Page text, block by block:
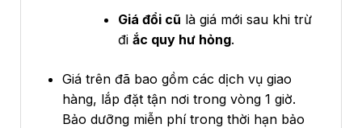
Giá đổi cũ là giá mới sau khi trừ
đi ắc quy hư hỏng.
Giá trên đã bao gồm các dịch vụ giao
hàng, lắp đặt tận nơi trong vòng 1 giờ.
Bảo dưỡng miễn phí trong thời hạn bảo